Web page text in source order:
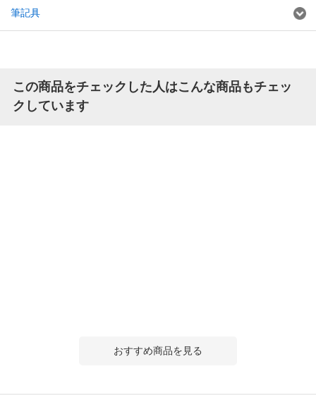
筆記具
この商品をチェックした人はこんな商品もチェッ
クしています
おすすめ商品を見る